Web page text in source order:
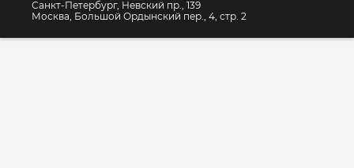
Санкт-Петербург, Невский пр., 139
Москва, Большой Ордынский пер., 4, стр. 2